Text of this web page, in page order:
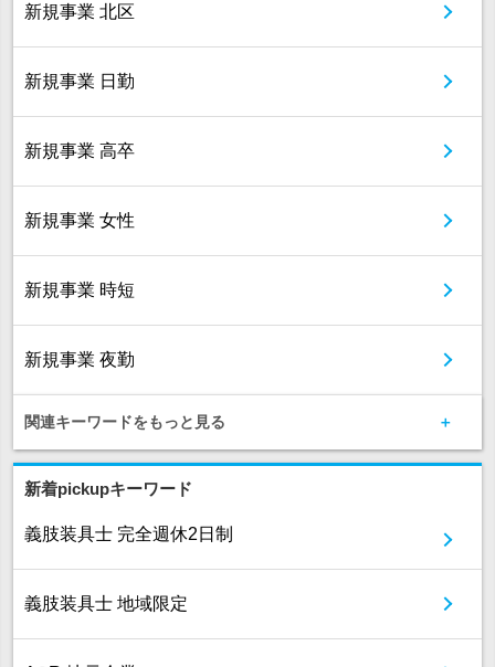
新規事業 北区
新規事業 日勤
新規事業 高卒
新規事業 女性
新規事業 時短
新規事業 夜勤
関連キーワードをもっと見る
新着pickupキーワード
義肢装具士 完全週休2日制
義肢装具士 地域限定